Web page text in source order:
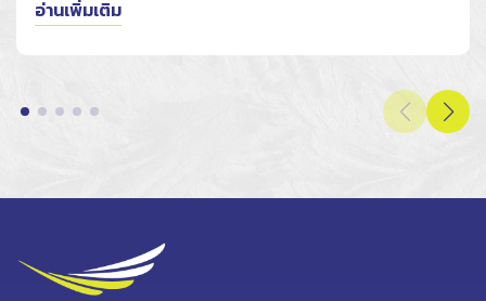
อ่านเพิ่มเติม